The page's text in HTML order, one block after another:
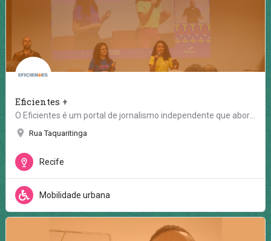
Eficientes +
Rua Taquaritinga
Recife
Mobilidade urbana